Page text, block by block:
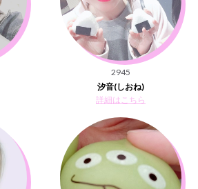
2945
汐音(しおね)
詳細はこちら